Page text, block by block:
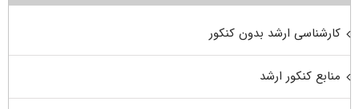
کارشناسی ارشد بدون کنکور
منابع کنکور ارشد